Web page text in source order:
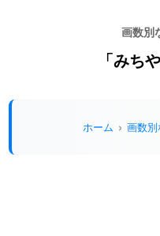
画数別
「みち
ホーム 画数